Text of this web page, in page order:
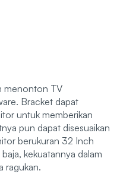
menonton TV
Bracket dapat
untuk memberikan
pun dapat disesuaikan
berukuran 32 Inch
kekuatannya dalam
ragukan.